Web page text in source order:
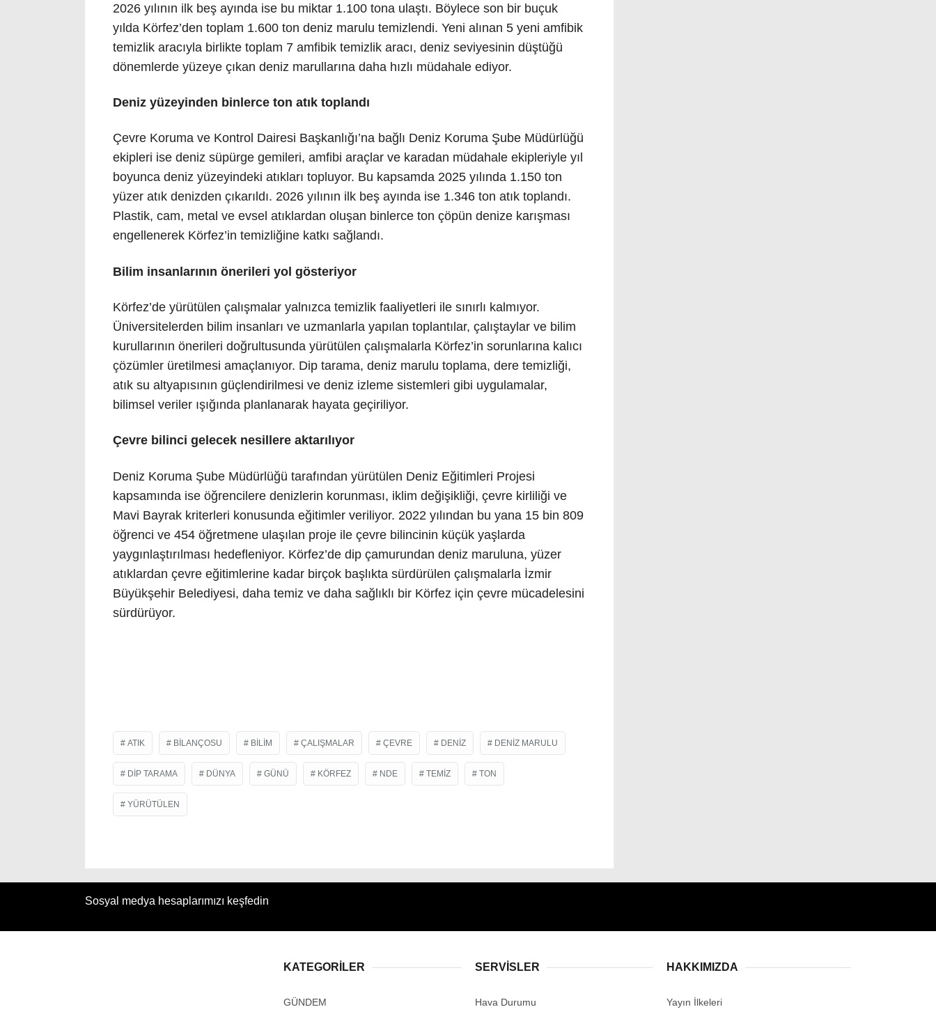
2026 yılının ilk beş ayında ise bu miktar 1.100 tona ulaştı. Böylece son bir buçuk
yılda Körfez’den toplam 1.600 ton deniz marulu temizlendi. Yeni alınan 5 yeni amfibik
temizlik aracıyla birlikte toplam 7 amfibik temizlik aracı, deniz seviyesinin düştüğü
dönemlerde yüzeye çıkan deniz marullarına daha hızlı müdahale ediyor.
Deniz yüzeyinden binlerce ton atık toplandı
Çevre Koruma ve Kontrol Dairesi Başkanlığı’na bağlı Deniz Koruma Şube Müdürlüğü
ekipleri ise deniz süpürge gemileri, amfibi araçlar ve karadan müdahale ekipleriyle yıl
boyunca deniz yüzeyindeki atıkları topluyor. Bu kapsamda 2025 yılında 1.150 ton
yüzer atık denizden çıkarıldı. 2026 yılının ilk beş ayında ise 1.346 ton atık toplandı.
Plastik, cam, metal ve evsel atıklardan oluşan binlerce ton çöpün denize karışması
engellenerek Körfez’in temizliğine katkı sağlandı.
Bilim insanlarının önerileri yol gösteriyor
Körfez’de yürütülen çalışmalar yalnızca temizlik faaliyetleri ile sınırlı kalmıyor.
Üniversitelerden bilim insanları ve uzmanlarla yapılan toplantılar, çalıştaylar ve bilim
kurullarının önerileri doğrultusunda yürütülen çalışmalarla Körfez’in sorunlarına kalıcı
çözümler üretilmesi amaçlanıyor. Dip tarama, deniz marulu toplama, dere temizliği,
atık su altyapısının güçlendirilmesi ve deniz izleme sistemleri gibi uygulamalar,
bilimsel veriler ışığında planlanarak hayata geçiriliyor.
Çevre bilinci gelecek nesillere aktarılıyor
Deniz Koruma Şube Müdürlüğü tarafından yürütülen Deniz Eğitimleri Projesi
kapsamında ise öğrencilere denizlerin korunması, iklim değişikliği, çevre kirliliği ve
Mavi Bayrak kriterleri konusunda eğitimler veriliyor. 2022 yılından bu yana 15 bin 809
öğrenci ve 454 öğretmene ulaşılan proje ile çevre bilincinin küçük yaşlarda
yaygınlaştırılması hedefleniyor. Körfez’de dip çamurundan deniz maruluna, yüzer
atıklardan çevre eğitimlerine kadar birçok başlıkta sürdürülen çalışmalarla İzmir
Büyükşehir Belediyesi, daha temiz ve daha sağlıklı bir Körfez için çevre mücadelesini
sürdürüyor.
ATIK BILANÇOSU BILIM ÇALIŞMALAR ÇEVRE DENIZ DENIZ MARULU
DIP TARAMA DÜNYA GÜNÜ KÖRFEZ NDE TEMIZ TON
YÜRÜTÜLEN
Sosyal medya hesaplarımızı keşfedin
KATEGORİLER
GÜNDEM
SERVİSLER
Hava Durumu
HAKKIMIZDA
Yayın İlkeleri